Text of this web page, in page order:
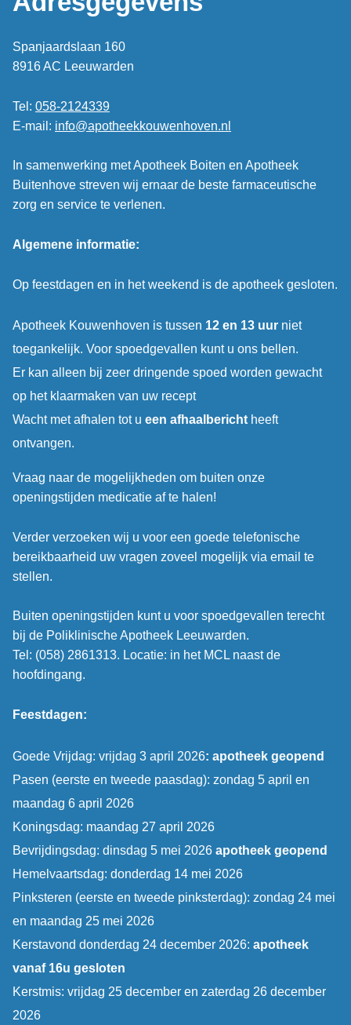
Spanjaardslaan 160
8916 AC Leeuwarden
Tel: 058-2124339
E-mail: info@apotheekkouwenhoven.nl
In samenwerking met Apotheek Boiten en Apotheek
Buitenhove streven wij ernaar de beste farmaceutische
zorg en service te verlenen.
Algemene informatie:
Op feestdagen en in het weekend is de apotheek gesloten.
Apotheek Kouwenhoven is tussen 12 en 13 uur niet
toegankelijk. Voor spoedgevallen kunt u ons bellen.
Er kan alleen bij zeer dringende spoed worden gewacht
op het klaarmaken van uw recept
Wacht met afhalen tot u een afhaalbericht heeft
ontvangen.
Vraag naar de mogelijkheden om buiten onze
openingstijden medicatie af te halen!
Verder verzoeken wij u voor een goede telefonische
bereikbaarheid uw vragen zoveel mogelijk via email te
stellen.
Buiten openingstijden kunt u voor spoedgevallen terecht
bij de Poliklinische Apotheek Leeuwarden.
Tel: (058) 2861313. Locatie: in het MCL naast de
hoofdingang.
Feestdagen:
Goede Vrijdag: vrijdag 3 april 2026: apotheek geopend
Pasen (eerste en tweede paasdag): zondag 5 april en
maandag 6 april 2026
Koningsdag: maandag 27 april 2026
Bevrijdingsdag: dinsdag 5 mei 2026 apotheek geopend
Hemelvaartsdag: donderdag 14 mei 2026
Pinksteren (eerste en tweede pinksterdag): zondag 24 mei
en maandag 25 mei 2026
Kerstavond donderdag 24 december 2026: apotheek
vanaf 16u gesloten
Kerstmis: vrijdag 25 december en zaterdag 26 december
2026